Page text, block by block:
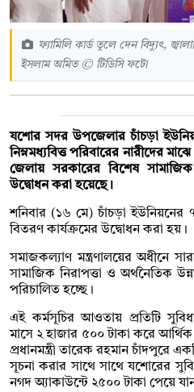
ফ্যামিলি কার্ড তুলে দেন বিদ্যুৎ,
ইসলাম অমিত © টিডিসি ফটো
যশোর সদর উপজেলার চাঁচড়া
নিম্নমধ্যবিত্ত পরিবারের নারীদের
জেলায় সরকারের বিশেষ সামাজিক
উদ্বোধন করা হয়েছে।
শনিবার (১৬ মে) চাঁচড়া ইউনিয়নের
বিতরণ কার্যক্রমের উদ্বোধন করা হয়।
সমাজকল্যাণ মন্ত্রণালয়ের অধীনে
সামাজিক নিরাপত্তা ও অর্থনৈতিক
পরিচালিত হচ্ছে।
এই কর্মসূচির আওতায় প্রতিটি
মাসে ২ হাজার ৫০০ টাকা করে
প্রধানমন্ত্রী তারেক রহমান চাঁদপুরে
সূচনা করার সাথে সাথে যশোরের
নগদ অ্যাকাউন্টে ২৫০০ টাকা পেয়ে